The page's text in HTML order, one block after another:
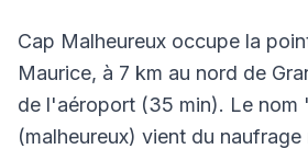
Cap Malheureux occupe la
Maurice, à 7 km au nord de
de l'aéroport (35 min). Le nom
(malheureux) vient du